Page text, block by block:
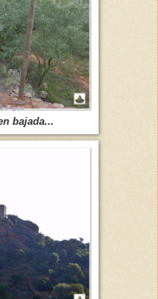
bajada...